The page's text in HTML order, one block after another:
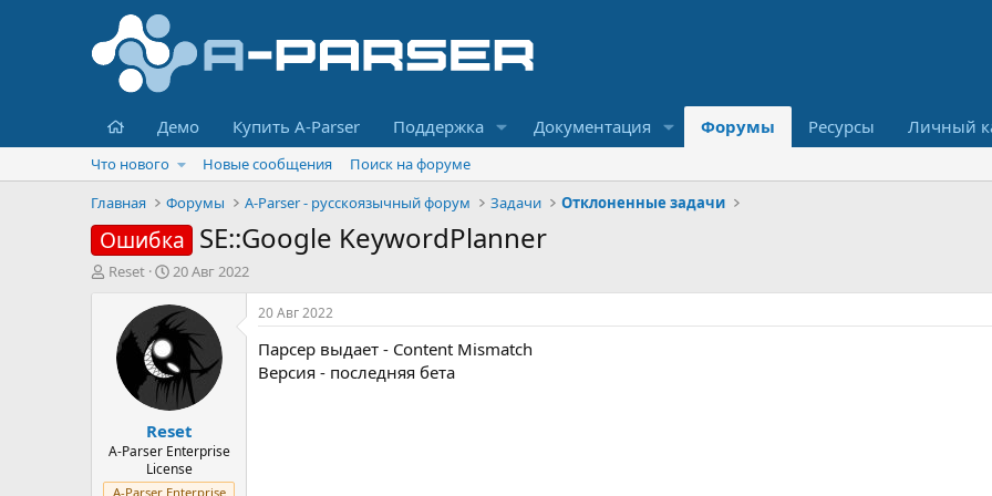
Главная
Демо Купить A-Parser Поддержка Документация Форумы Ресурсы Личный
Что нового Новые сообщения
Поиск на форуме
Главная
Форумы A-Parser - русскоязычный форум Задачи Отклоненные задачи
Ошибка SE::Google KeywordPlanner
А
Reset
Д
т
а
н
а
ч
а
л
а
20 Авг 2022
Reset
A-Parser Enterprise
License
A-Parser Enterprise
20 Авг 2022
Парсер выдает - Content Mismatch
Версия - последняя бета